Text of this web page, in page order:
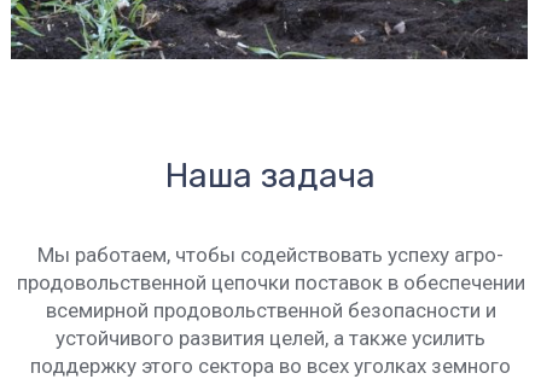
Наша задача
Мы работаем, чтобы содействовать успеху агро-
продовольственной цепочки поставок в обеспечении
всемирной продовольственной безопасности и
устойчивого развития целей, а также усилить
поддержку этого сектора во всех уголках земного